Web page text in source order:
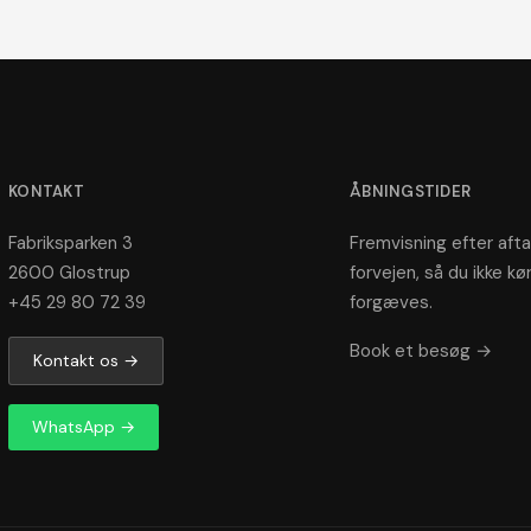
KONTAKT
Fabriksparken 3
2600 Glostrup
+45 29 80 72 39
Kontakt os →
WhatsApp →
ÅBNINGSTIDER
Fremvisning efter
forvejen, så du ikke
forgæves.
Book et besøg →